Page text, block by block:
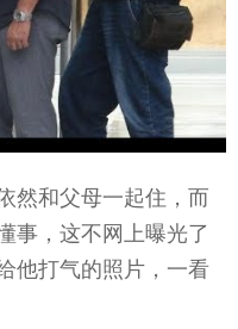
然和父母一起住，而
事，这不网上曝光了
他打气的照片，一看